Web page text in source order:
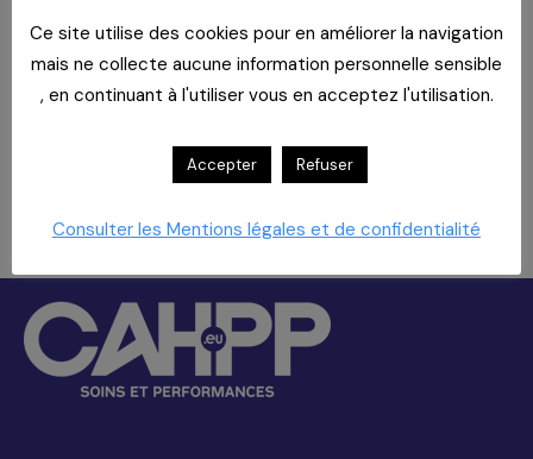
évaluateurs : qui, quoi, quand,
comment ?
partager le déjeuner.
Les réservations sont closes pour cet événement.
Ce site utilise des cookies pour en améliorer la navigation
mais ne collecte aucune information personnelle sensible
, en continuant à l'utiliser vous en acceptez l'utilisation.
Accepter Refuser
Consulter les Mentions légales et de confidentialité